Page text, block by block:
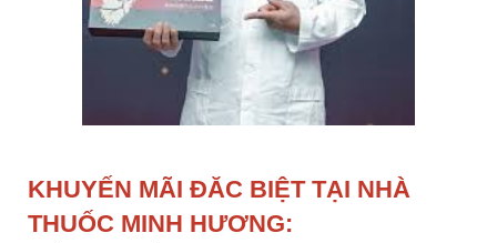
KHUYẾN MÃI ĐĂC BIỆT TẠI NHÀ
THUỐC MINH HƯƠNG: